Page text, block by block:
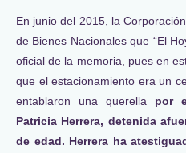
En junio del 2015, la
de Bienes Nacionales que “El
oficial de la memoria, pues en
que el estacionamiento era un
entablaron una querella por
Patricia Herrera, detenida
de edad. Herrera ha